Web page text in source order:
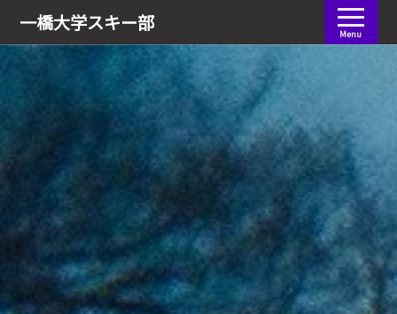
一橋大学スキー部 Menu
会員ログイン